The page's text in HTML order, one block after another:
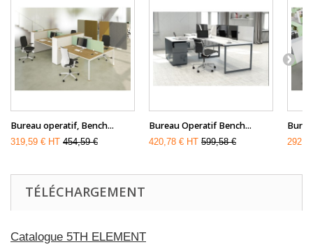
Bureau operatif, Bench...
319,59 € HT 454,59 €
Bureau Operatif Bench...
420,78 € HT 599,58 €
TÉLÉCHARGEMENT
Catalogue 5TH ELEMENT